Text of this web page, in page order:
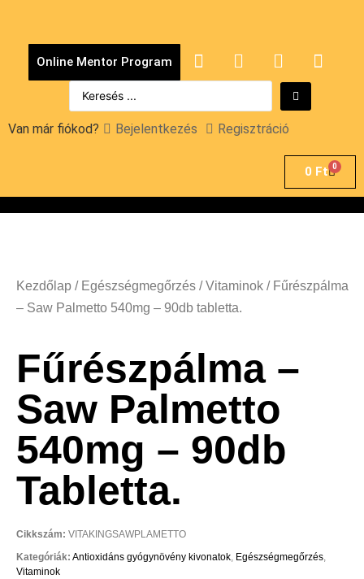
Online Mentor Program
Van már fiókod? Bejelentkezés Regisztráció
0 Ft 0
Kezdőlap / Egészségmegőrzés /Vitaminok / Fűrészpálma
– Saw Palmetto 540mg – 90db tabletta.
Fűrészpálma –
Saw Palmetto
540mg – 90db
Tabletta.
Cikkszám: VITAKINGSAWPLAMETTO
Kategóriák: Antioxidáns gyógynövény kivonatok, Egészségmegőrzés,
Vitaminok